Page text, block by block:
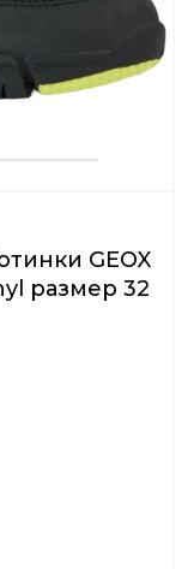
GEOX
размер 32